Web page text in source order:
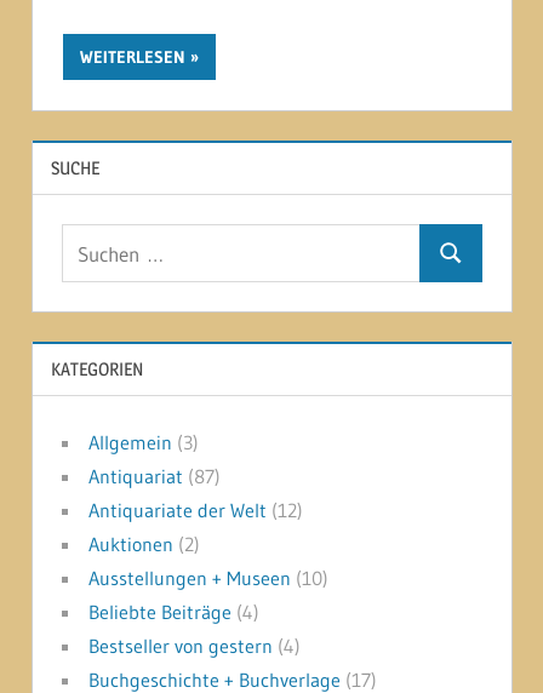
WEITERLESEN
SUCHE
Suchen
KATEGORIEN
Allgemein (3)
Antiquariat (87)
Antiquariate der Welt (12)
Auktionen (2)
Ausstellungen + Museen (10)
Beliebte Beiträge (4)
Bestseller von gestern (4)
Buchgeschichte + Buchverlage (17)